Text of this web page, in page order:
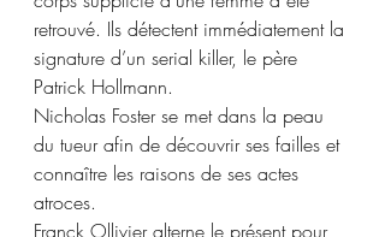
retrouvé. Ils détectent immédiatement la
signature d’un serial killer, le père
Patrick Hollmann.
Nicholas Foster se met dans la peau
du tueur afin de découvrir ses failles et
connaître les raisons de ses actes
atroces.
Franck Ollivier alterne le présent pour